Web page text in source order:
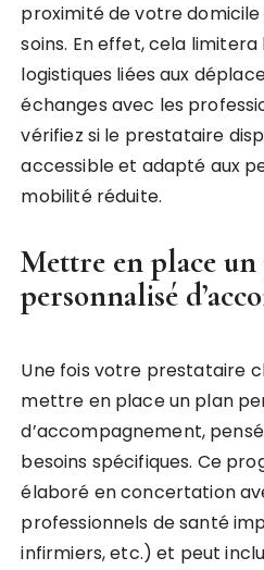
proximité de votre
soins. En effet, cela
logistiques liées aux
échanges avec les
vérifiez si le prestataire
accessible et adapté aux
mobilité réduite.
Mettre en place
personnalisé
Une fois votre prestataire
mettre en place un plan
d’accompagnement,
besoins spécifiques. Ce
élaboré en concertation
professionnels de santé
infirmiers, etc.) et peut